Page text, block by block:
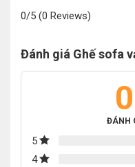
0/5 (0 Reviews)
Đánh giá Ghế sofa
ĐÁNH
5
4